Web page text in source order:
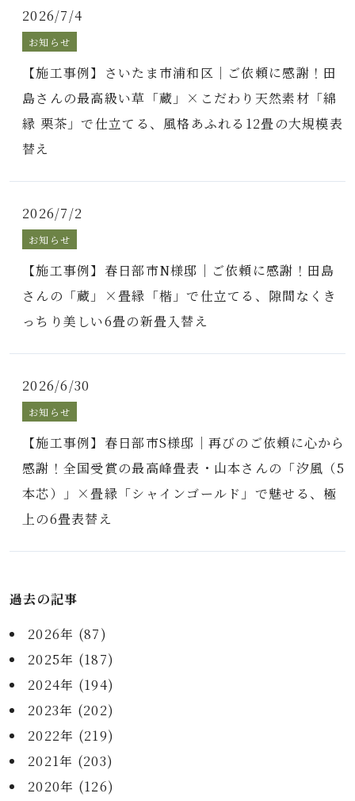
2026/7/4
お知らせ
【施工事例】さいたま市浦和区｜ご依頼に感謝！田
島さんの最高級い草「蔵」×こだわり天然素材「綿
縁 栗茶」で仕立てる、風格あふれる12畳の大規模表
替え
2026/7/2
お知らせ
【施工事例】春日部市N様邸｜ご依頼に感謝！田島
さんの「蔵」×畳縁「楷」で仕立てる、隙間なくき
っちり美しい6畳の新畳入替え
2026/6/30
お知らせ
【施工事例】春日部市S様邸｜再びのご依頼に心から
感謝！全国受賞の最高峰畳表・山本さんの「汐風（5
本芯）」×畳縁「シャインゴールド」で魅せる、極
上の6畳表替え
過去の記事
2026年 (87)
2025年 (187)
2024年 (194)
2023年 (202)
2022年 (219)
2021年 (203)
2020年 (126)